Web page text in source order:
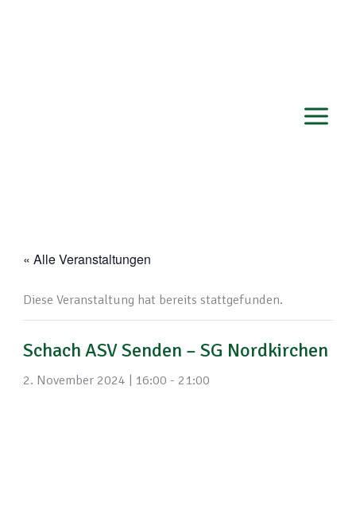
« Alle Veranstaltungen
Diese Veranstaltung hat bereits stattgefunden.
Schach ASV Senden – SG Nordkirchen
2. November 2024 | 16:00 - 21:00